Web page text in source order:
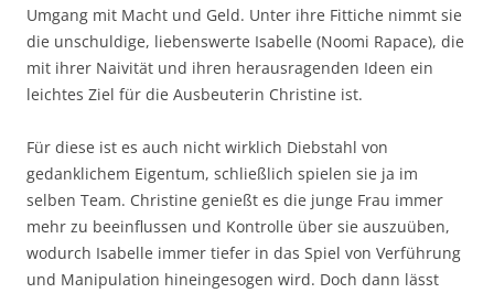
Umgang mit Macht und Geld. Unter ihre Fittiche nimmt sie
die unschuldige, liebenswerte Isabelle (Noomi Rapace), die
mit ihrer Naivität und ihren herausragenden Ideen ein
leichtes Ziel für die Ausbeuterin Christine ist.
Für diese ist es auch nicht wirklich Diebstahl von
gedanklichem Eigentum, schließlich spielen sie ja im
selben Team. Christine genießt es die junge Frau immer
mehr zu beeinflussen und Kontrolle über sie auszuüben,
wodurch Isabelle immer tiefer in das Spiel von Verführung
und Manipulation hineingesogen wird. Doch dann lässt